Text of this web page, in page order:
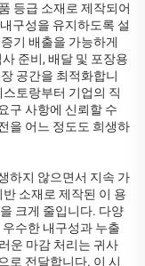
등급 소재로 제작되어
구성을 유지하도록 설
기 배출을 가능하게
준비, 배달 및 포장용
공간을 최적화합니
토랑부터 기업의 직
구 사항에 신뢰할 수
을 어느 정도도 희생하
하지 않으면서 지속 가
소재로 제작된 이 용
크게 줄입니다. 다양
수한 내구성과 누출
운 마감 처리는 귀사
로 전달합니다. 이 시